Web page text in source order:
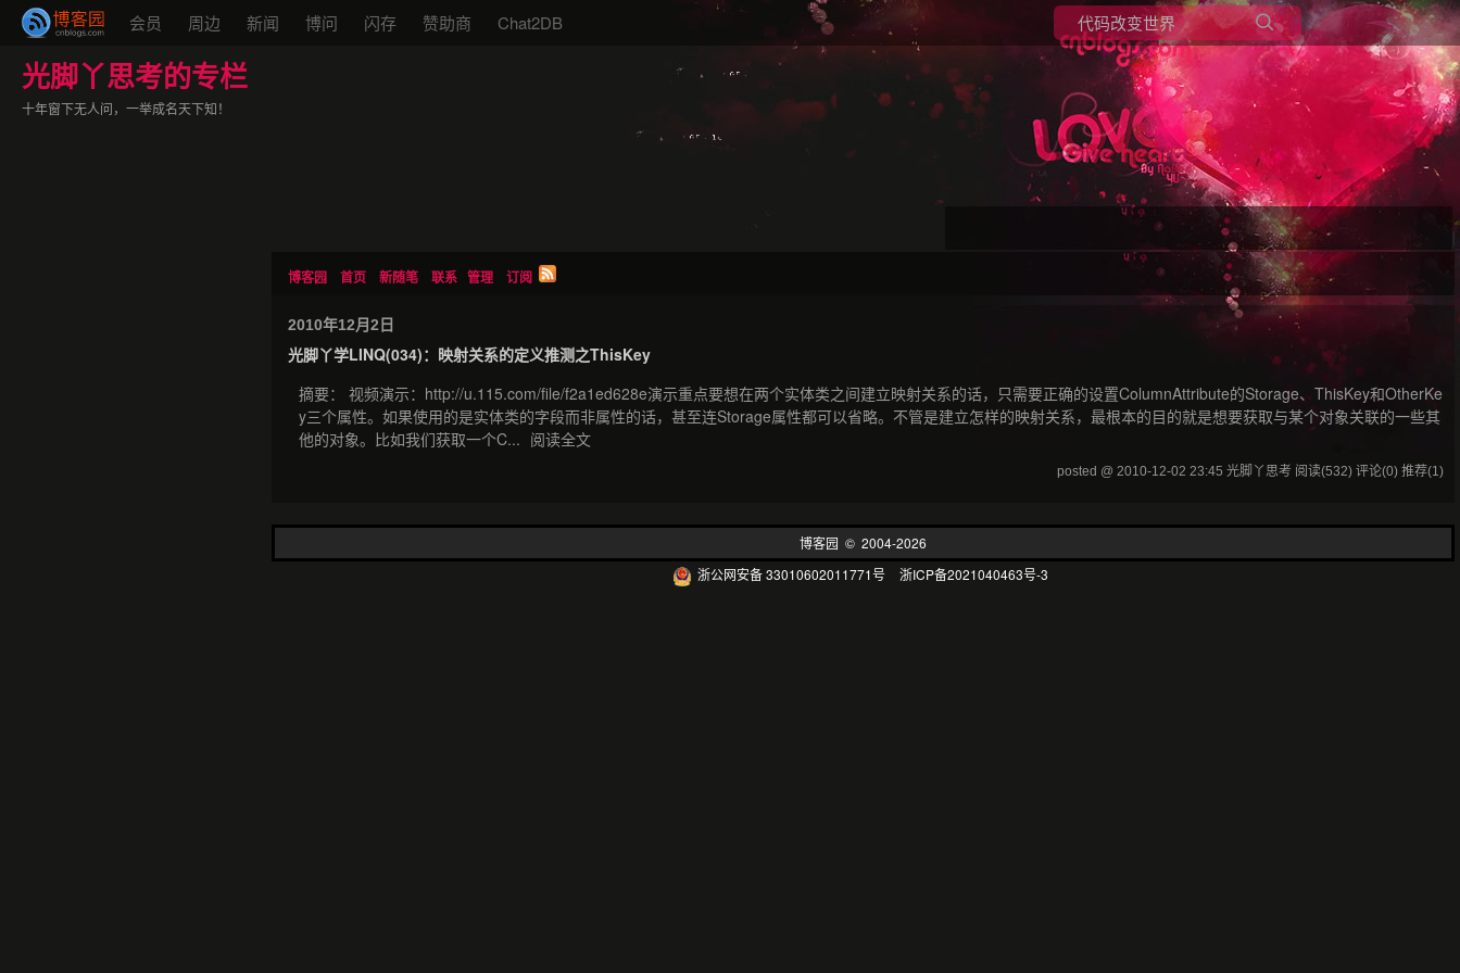
会员 周边 新闻 博问 闪存 赞助商 Chat2DB
所有博客
当前博客
光脚丫思考的专栏
十年窗下无人问，一举成名天下知！
博客园 首页 新随笔 联系 管理 订阅
2010年12月2日
光脚丫学LINQ(034)：映射关系的定义推测之ThisKey
摘要： 视频演示：http://u.115.com/file/f2a1ed628e演示重点要想在两个实体类之间建立映射关系的话，只需要正确的设置ColumnAttribute的Storage、ThisKey和OtherKe
y三个属性。如果使用的是实体类的字段而非属性的话，甚至连Storage属性都可以省略。不管是建立怎样的映射关系，最根本的目的就是想要获取与某个对象关联的一些其
他的对象。比如我们获取一个C... 阅读全文
posted @ 2010-12-02 23:45 光脚丫思考 阅读(532) 评论(0) 推荐(1)
博客园 © 2004-2026
浙公网安备 33010602011771号
浙ICP备2021040463号-3